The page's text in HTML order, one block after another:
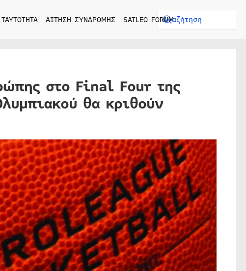
ΤΑΥΤΟΤΗΤΑ ΑΙΤΗΣΗ ΣΥΝΔΡΟΜΗΣ SATLEO FORUM
στο Final Four της
θα κριθούν